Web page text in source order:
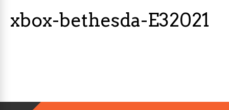
xbox-bethesda-E32021